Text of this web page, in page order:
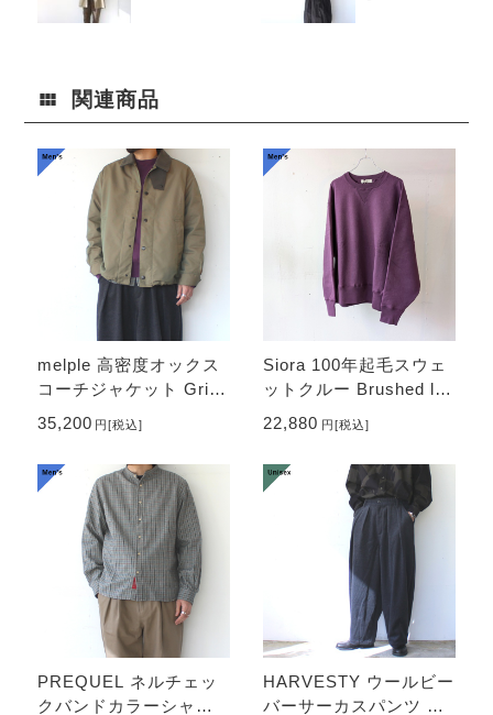
関連商品
melple 高密度オックス
コーチジャケット Griffit
h Coach Jacket （Kh
aki）
35,200 円 [税込]
Siora 100年起毛スウェ
ットクルー Brushed lini
ng seamless sweat
（Dark plum）
22,880 円 [税込]
PREQUEL ネルチェッ
クバンドカラーシャツ
HARVESTY ウールビー
バーサーカスパンツ W